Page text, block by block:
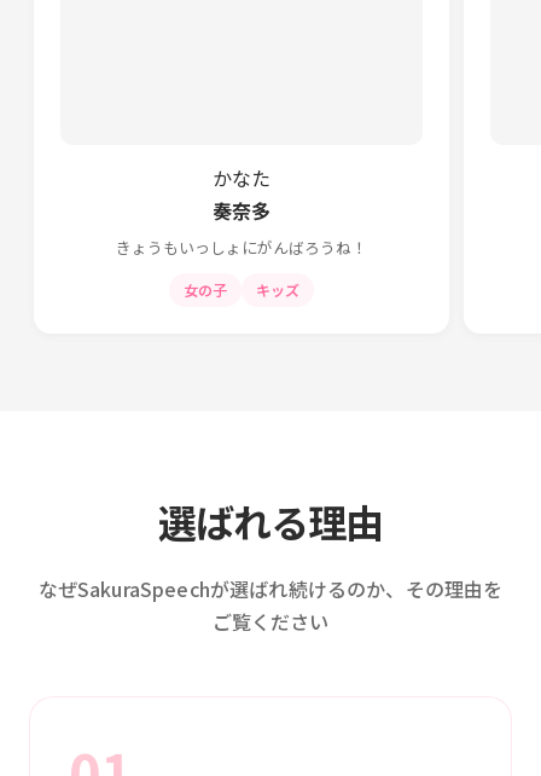
かなた
奏奈多
きょうもいっしょにがんばろうね！
女の子 キッズ
選ばれる理由
なぜSakuraSpeechが選ばれ続けるのか、その理由を
ご覧ください